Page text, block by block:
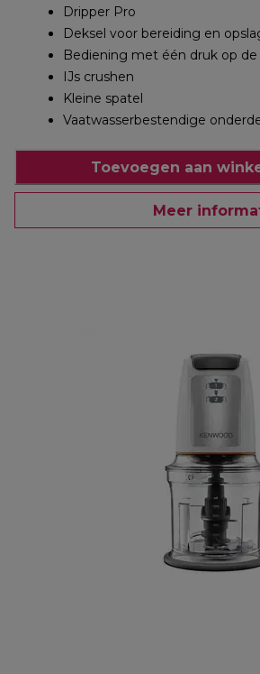
Dripper Pro
Deksel voor bereiding en
Bediening met één druk op de
IJs crushen
Kleine spatel
Vaatwasserbestendige
Toevoegen aan
Meer